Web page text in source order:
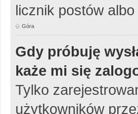
licznik postów
Góra
Gdy próbuję
każe mi się
Tylko
użytkowników